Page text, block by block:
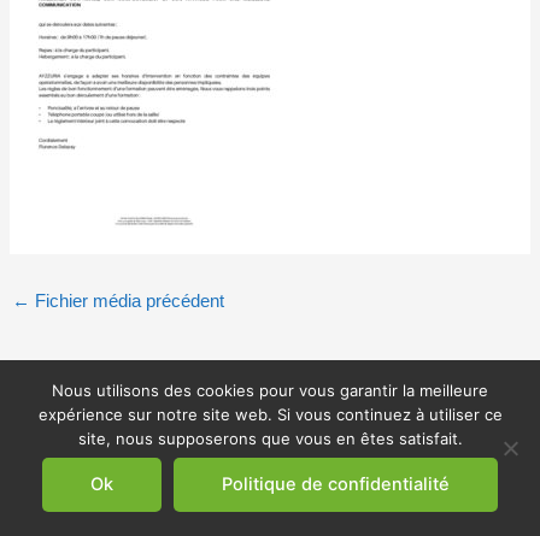
← Fichier média précédent
Nous utilisons des cookies pour vous garantir la meilleure
expérience sur notre site web. Si vous continuez à utiliser ce
site, nous supposerons que vous en êtes satisfait.
Ok Politique de confidentialité